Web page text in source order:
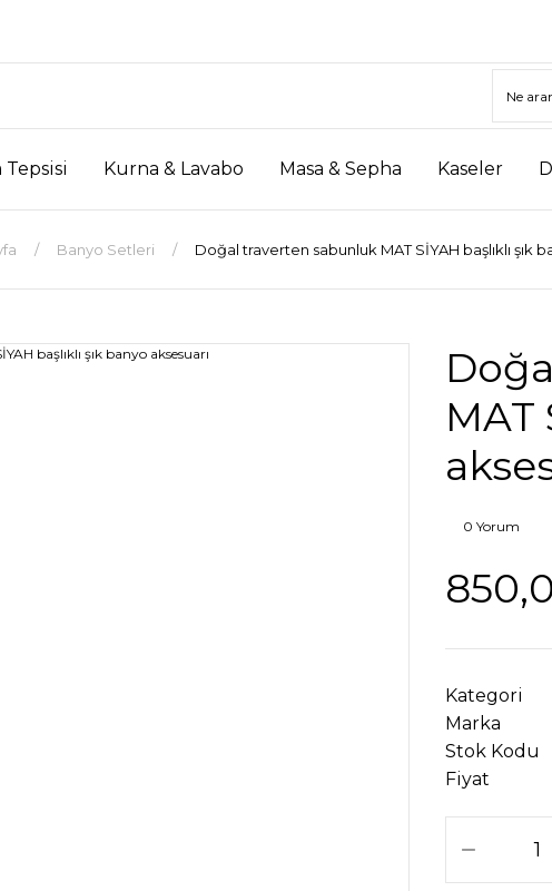
Kurna & Lavabo Masa & Sepha Kaseler
Banyo Setleri Doğal traverten sabunluk MAT SİYAH başlıklı şık
MAT
0 Yorum
Kategori
Marka
Stok Kodu
Fiyat